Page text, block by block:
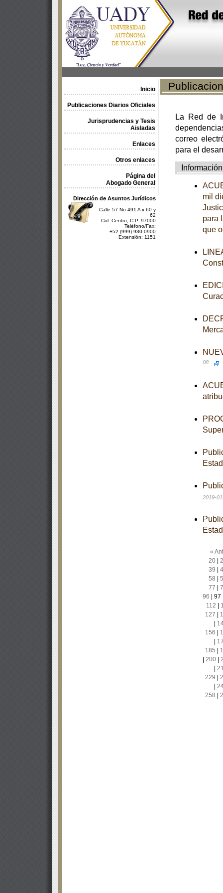
Inicio
Publicaciones Diarios Oficiales
Jurisprudencias y Tesis
Aisladas
Enlaces
Otros enlaces
Página del
Abogado General
Dirección de Asuntos Jurídicos
Calle 57 No 491 A x 60 y
62
Col. Centro, C.P. 97000
Teléfono/Fax:
+52 (999) 930-0900
Extensión: 1151
La Red de
correo
para el
Información
mil
para
que
08
2019-
«
20|
39
58
77
96
97
112
127
156
185
200|
229
258